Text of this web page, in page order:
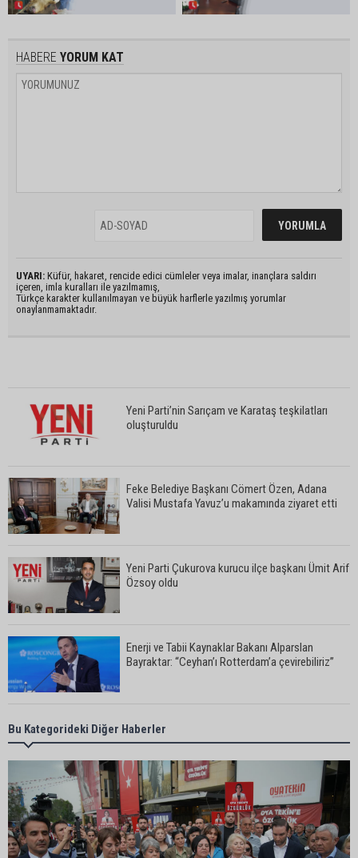
HABERE YORUM KAT
UYARI: Küfür, hakaret, rencide edici cümleler veya imalar, inançlara saldırı
içeren, imla kuralları ile yazılmamış,
Türkçe karakter kullanılmayan ve büyük harflerle yazılmış yorumlar
onaylanmamaktadır.
Yeni Parti’nin Sarıçam ve Karataş teşkilatları
oluşturuldu
Feke Belediye Başkanı Cömert Özen, Adana
Valisi Mustafa Yavuz’u makamında ziyaret etti
Yeni Parti Çukurova kurucu ilçe başkanı Ümit Arif
Özsoy oldu
Enerji ve Tabii Kaynaklar Bakanı Alparslan
Bayraktar: “Ceyhan’ı Rotterdam’a çevirebiliriz”
Başkan Ali Bedrettin Karataş’tan sahiller için
duyarlılık çağrısı
MHP Adana İl Başkanı Hakan Yıldırım:
“Liderimize dil uzatmak sizin haddinize değildir”
Bu Kategorideki Diğer Haberler